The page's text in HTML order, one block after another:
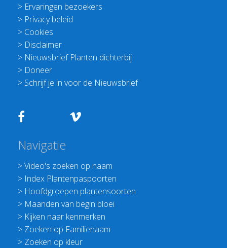
> Ervaringen bezoekers
> Privacy beleid
> Cookies
> Disclaimer
> Nieuwsbrief Planten dichterbij
> Doneer
> Schrijf je in voor de Nieuwsbrief
Navigatie
>Video's zoeken op naam
> Index Plantenpaspoorten
> Hoofdgroepen plantensoorten
> Maanden van begin bloei
> Kijken naar kenmerken
> Zoeken op Familienaam
> Zoeken op kleur